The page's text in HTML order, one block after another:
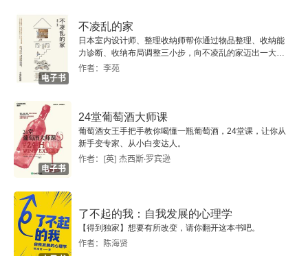
电子书
不凌乱的家
日本室内设计师、整理收纳师帮你通过物品整理、收纳能
力诊断、收纳布局调整三小步，向不凌乱的家迈出一大
步。
作者：李苑
电子书
24堂葡萄酒大师课
葡萄酒女王手把手教你喝懂一瓶葡萄酒，24堂课，让你从
新手变专家、从小白变达人。
作者：[英] 杰西斯·罗宾逊
了不起的我：自我发展的心理学
【得到独家】想要有所改变，请你翻开这本书吧。
作者：陈海贤